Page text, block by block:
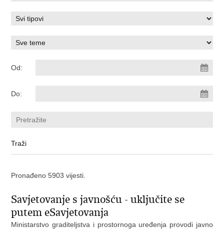
Od:
Do:
Pronađeno 5903 vijesti.
Savjetovanje s javnošću - uključite se
putem eSavjetovanja
Ministarstvo graditeljstva i prostornoga uređenja provodi javno